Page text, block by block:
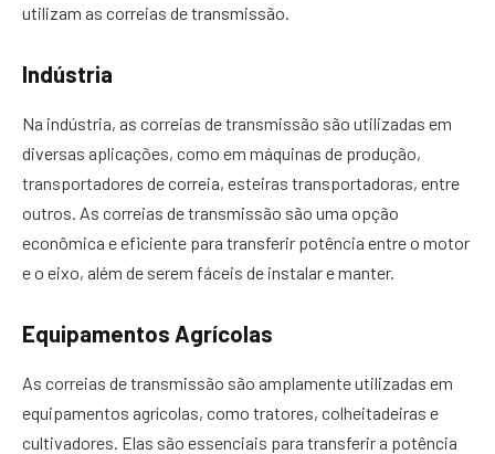
utilizam as correias de transmissão.
Indústria
Na indústria, as correias de transmissão são utilizadas em
diversas aplicações, como em máquinas de produção,
transportadores de correia, esteiras transportadoras, entre
outros. As correias de transmissão são uma opção
econômica e eficiente para transferir potência entre o motor
e o eixo, além de serem fáceis de instalar e manter.
Equipamentos Agrícolas
As correias de transmissão são amplamente utilizadas em
equipamentos agrícolas, como tratores, colheitadeiras e
cultivadores. Elas são essenciais para transferir a potência